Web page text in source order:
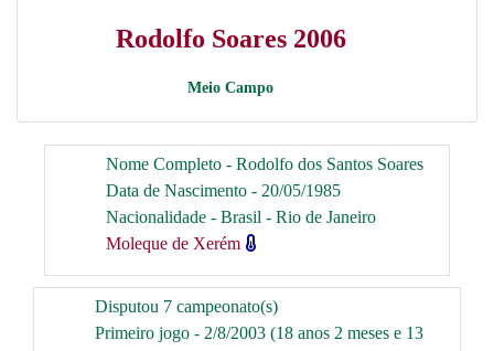
Rodolfo Soares 2006
Meio Campo
Nome Completo - Rodolfo dos Santos Soares
Data de Nascimento - 20/05/1985
Nacionalidade - Brasil - Rio de Janeiro
Moleque de Xerém
Disputou 7 campeonato(s)
Primeiro jogo - 2/8/2003 (18 anos 2 meses e 13